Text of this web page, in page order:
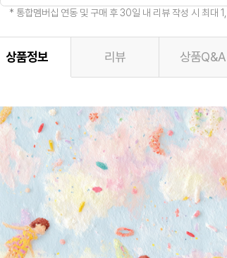
* 통합멤버십 연동 및 구매 후 30일 내 리뷰 작성 시 최대
상품정보 리뷰 상품Q&A